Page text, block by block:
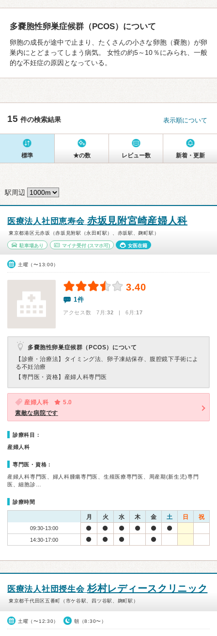
多嚢胞性卵巣症候群（PCOS）について
卵胞の成⻑が途中で止まり、たくさんの⼩さな卵胞（嚢胞）が卵
巣内にとどまってしまう病気。 女性の約5～10％にみられ、一般
的な不妊症の原因となっている。
15 件の検索結果 表示順について
標準 ★の数 レビュー数 新着・更新
駅周辺
医療法人社団恵寿会 赤坂見附宮崎産婦人科
東京都港区元赤坂（赤坂見附駅（永田町駅）、赤坂駅、麹町駅）
駐車場あり マイナ受付(スマホ可) 女医在籍
土曜（〜13:00）
3.40
1件
アクセス数 7月:32 | 6月:17
多嚢胞性卵巣症候群（PCOS）について
【診療・治療法】 タイミング法、卵子凍結保存、腹腔鏡下手術によ
る不妊治療
【専門医・資格】 産婦人科専門医
産婦人科
5.0
素敵な病院です
診療科目：
産婦人科
専門医・資格：
産婦人科専門医、婦人科腫瘍専門医、生殖医療専門医、周産期(新生児)専門
医、細胞診…
診療時間
月 火 水 木 金 土 日 祝
09:30-13:00
14:30-17:00
医療法人社団授生会杉村レディースクリニック
東京都千代田区五番町（市ケ谷駅、四ツ谷駅、麹町駅）
土曜（〜12:30） 朝（8:30〜）